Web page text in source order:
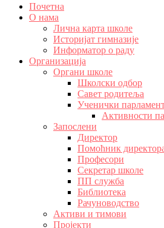
Почетна
О нама
Лична карта школе
Историјат гимназије
Информатор о раду
Организација
Органи школе
Школски одбор
Савет родитеља
Ученички
Активности
Запослени
Директор
Помоћник
Професори
Секретар школе
ПП служба
Библиотека
Рачуноводство
Активи и тимови
Пројекти